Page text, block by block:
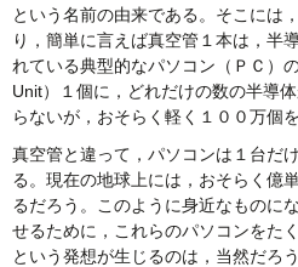
という名前の由来である。そこには
り，簡単に言えば真空管１本は，半
れている典型的なパソコン（ＰＣ）
Unit）１個に，どれだけの数の半導
らないが，おそらく軽く１００万個
真空管と違って，パソコンは１台だ
る。現在の地球上には，おそらく億
るだろう。このように身近なものに
せるために，これらのパソコンをた
という発想が生じるのは，当然だろ